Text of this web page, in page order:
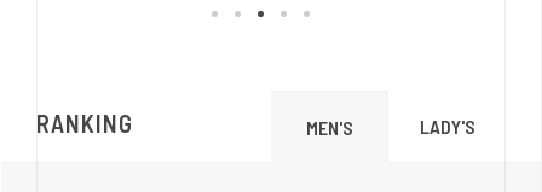
RANKING MEN'S LADY'S